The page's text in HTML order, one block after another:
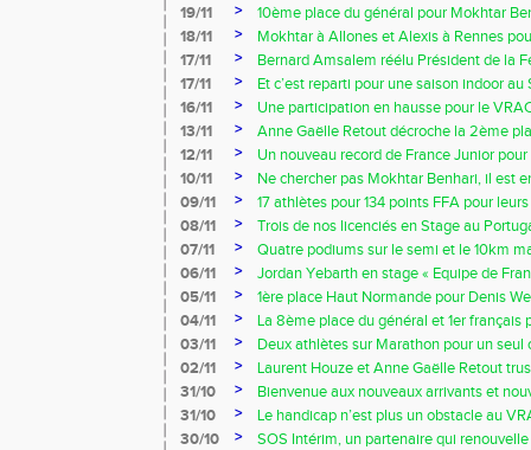
19/11
>
10ème place du général pour Mokhtar
Allones !!!
18/11 >
Mokhtar à Allones et Alexis à Rennes
de cross !!!
17/11 >
Bernard Amsalem réélu Président de la
d'athlétisme
17/11 >
Et c’est reparti pour une saison indoor
16/11
>
Une participation en hausse pour le
13/11
>
Anne Gaëlle Retout décroche la 2ème
marche de Torcy !!!
12/11 >
Un nouveau record de France Junior
10/11
>
Ne chercher pas Mokhtar Benhari, il est
au Kenya
09/11 >
17 athlètes pour 134 points FFA pour
et Eure !!!
08/11 >
Trois de nos licenciés en Stage au
07/11
>
Quatre podiums sur le semi et le 10km
06/11
>
Jordan Yebarth en stage « Equipe de
05/11
>
1ère place Haut Normande pour Denis
France de Marathon !!!
04/11 >
La 8ème place du général et 1er français
!!!
03/11 >
Deux athlètes sur Marathon pour un seul
02/11
>
Laurent Houze et Anne Gaëlle Retout
Envermeu
31/10 >
Bienvenue aux nouveaux arrivants et
31/10
>
Le handicap n’est plus un obstacle au
30/10
>
SOS Intérim, un partenaire qui